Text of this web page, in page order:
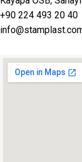
+90 224 493 20 40